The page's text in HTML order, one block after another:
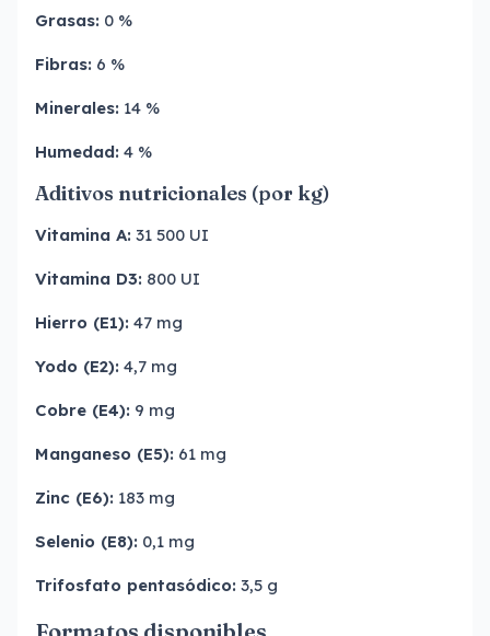
Grasas: 0 %
Fibras: 6 %
Minerales: 14 %
Humedad: 4 %
Aditivos nutricionales (por kg)
Vitamina A: 31 500 UI
Vitamina D3: 800 UI
Hierro (E1): 47 mg
Yodo (E2): 4,7 mg
Cobre (E4): 9 mg
Manganeso (E5): 61 mg
Zinc (E6): 183 mg
Selenio (E8): 0,1 mg
Trifosfato pentasódico: 3,5 g